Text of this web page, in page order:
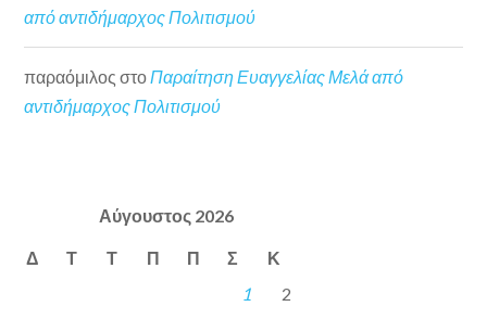
από αντιδήμαρχος Πολιτισμού
παραόμιλος στοΠαραίτηση Ευαγγελίας Μελά από
αντιδήμαρχος Πολιτισμού
Αύγουστος 2026
Δ Τ Τ Π Π Σ Κ
1
2